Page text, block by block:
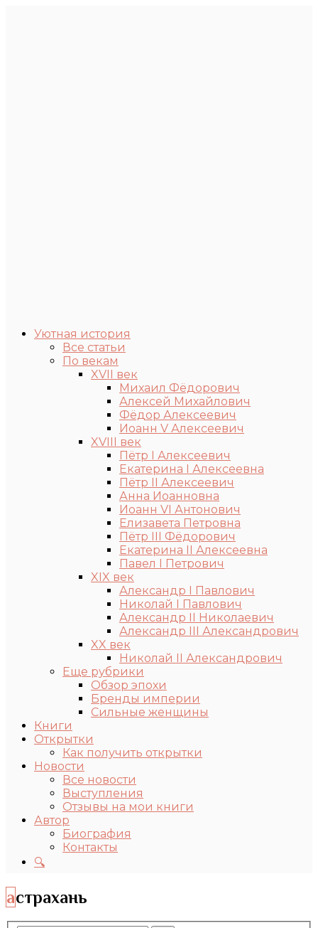
Уютная история
Все статьи
По векам
XVII век
Михаил Фёдорович
Алексей Михайлович
Фёдор Алексеевич
Иоанн V Алексеевич
XVIII век
Пётр I Алексеевич
Екатерина I Алексеевна
Пётр II Алексеевич
Анна Иоанновна
Иоанн VI Антонович
Елизавета Петровна
Пётр III Фёдорович
Екатерина II Алексеевна
Павел I Петрович
XIX век
Александр I Павлович
Николай I Павлович
Александр II Николаевич
Александр III Александрович
XX век
Николай II Александрович
Еще рубрики
Обзор эпохи
Бренды империи
Сильные женщины
Книги
Открытки
Как получить открытки
Новости
Все новости
Выступления
Отзывы на мои книги
Автор
Биография
Контакты
🔍
астрахань